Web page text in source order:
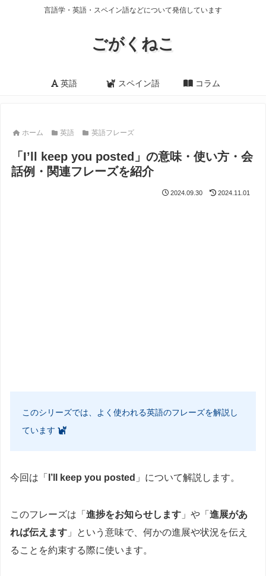
言語学・英語・スペイン語などについて発信しています
ごがくねこ
英語 スペイン語 コラム
ホーム 英語 英語フレーズ
「I’ll keep you posted」の意味・使い方・会
話例・関連フレーズを紹介
2024.09.30 2024.11.01
このシリーズでは、よく使われる英語のフレーズを解説し
ています
今回は「 I’ll keep you posted 」について解説します。
このフレーズは「 進捗をお知らせします 」や「 進展があ
れば伝えます 」という意味で、何かの進展や状況を伝え
ることを約束する際に使います。